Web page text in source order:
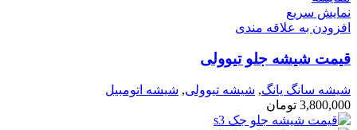
نمایش سریع
افزودن به علاقه مندی
قیمت شیشه جلو تیوولی
شیشه سانگ یانگ, شیشه تیوولی, شیشه اتومبیل
3,800,000 تومان